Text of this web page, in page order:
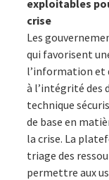
exploitables
crise
Les
qui favorisent
l’information et
à l’intégrité des
technique
de base en
la crise. La
triage des
permettre aux